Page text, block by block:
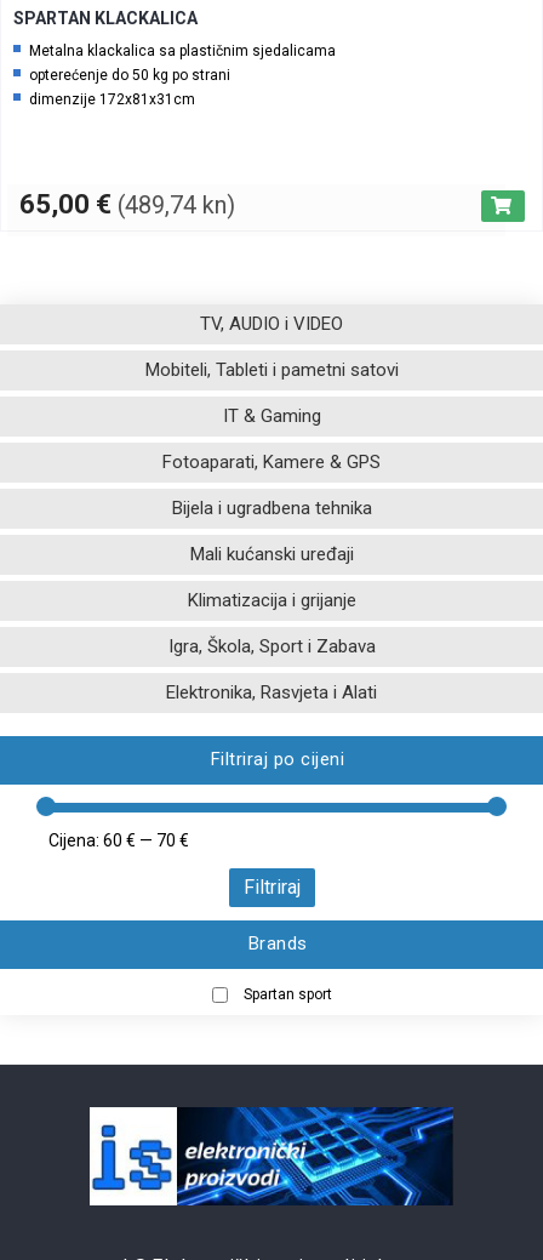
SPARTAN KLACKALICA
Metalna klackalica sa plastičnim sjedalicama
opterećenje do 50 kg po strani
dimenzije 172x81x31cm
65,00 € (489,74 kn)
TV, AUDIO i VIDEO
Mobiteli, Tableti i pametni satovi
IT & Gaming
Fotoaparati, Kamere & GPS
Bijela i ugradbena tehnika
Mali kućanski uređaji
Klimatizacija i grijanje
Igra, Škola, Sport i Zabava
Elektronika, Rasvjeta i Alati
Filtriraj po cijeni
Filtriraj
Cijena: 60 € — 70 €
Brands
Spartan sport